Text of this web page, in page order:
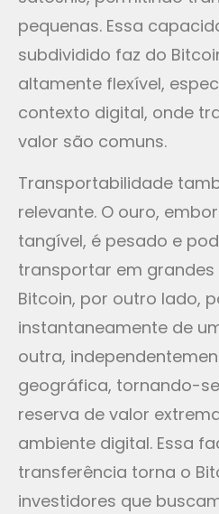
pequenas. Essa
subdividido faz do
altamente flexível,
contexto digital, onde
valor são comuns.
Transportabilidade
relevante. O ouro,
tangível, é pesado e
transportar em grandes
Bitcoin, por outro lado,
instantaneamente de
outra,
geográfica, tornando-
reserva de valor
ambiente digital. Essa
transferência torna o
investidores que